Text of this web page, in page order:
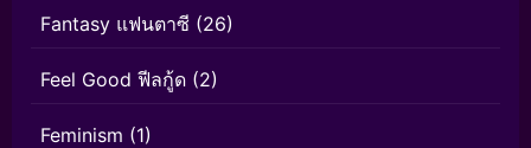
Fantasy แฟนตาซี (26)
Feel Good ฟีลกู้ด (2)
Feminism (1)